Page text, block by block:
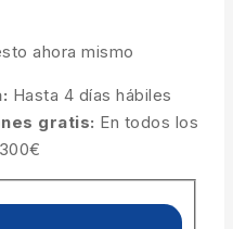
ahora mismo
Hasta 4 días hábiles
gratis: En todos los